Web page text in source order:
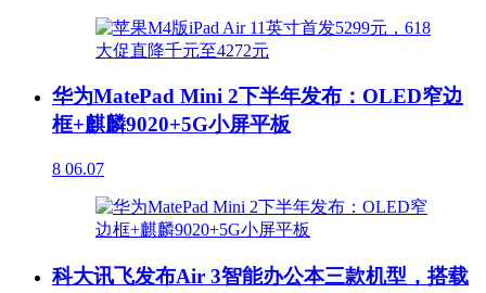
华为MatePad Mini 2下半年发布：OLED窄边
框+麒麟9020+5G小屏平板
8 06.07
科大讯飞发布Air 3智能办公本三款机型，搭载